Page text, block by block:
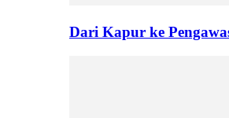
Dari Kapur ke